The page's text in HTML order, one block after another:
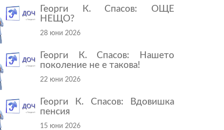
Георги К. Спасов: ОЩЕ
НЕЩО?
28 юни 2026
Георги К. Спасов: Нашето
поколение не е такова!
22 юни 2026
Георги К. Спасов: Вдовишка
пенсия
15 юни 2026